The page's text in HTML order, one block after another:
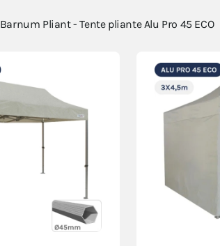
Barnum Pliant - Tente pliante Alu Pro 45 ECO